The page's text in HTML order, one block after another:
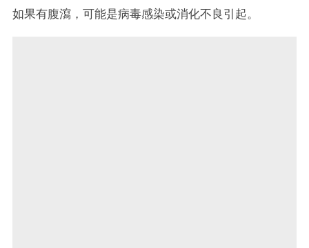
如果有腹瀉，可能是病毒感染或消化不良引起。